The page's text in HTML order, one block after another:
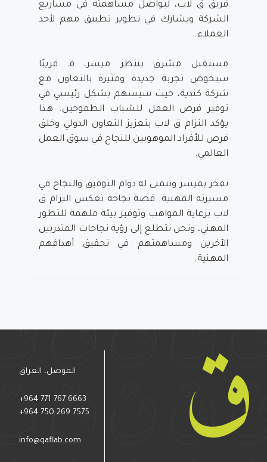
فريق ق لاب، ليواصل مساهمته في مشاريع
الشركة ويشارك في تطوير تطبيق مهم لأحد
العملاء.
مستقبل مشرق ينتظر ميسر، فـ قريبًا
سيخوض تجربة جديدة ومثيرة بالتعاون مع
شركة كندية، حيث سيسهم بشكل رئيسي في
توفير فرص العمل للشباب الطموحين. هذا
يؤكد التزام ق لاب بتعزيز التعاون الدولي وخلق
فرص للأفراد الموهوبين للنجاح في سوق العمل
العالمي.
نفخر بميسر ونتمنى له دوام التوفيق والنجاح في
مسيرته المهنية. قصة نجاحه تعكس التزام ق
لاب برعاية المواهب وتوفير بيئة ملهمة للتطور
المهني، ونحن نتطلع إلى رؤية نجاحات المتدربين
الآخرين ومساهمتهم في تحقيق أهدافهم
المهنية.
الموصل، العراق
+964 771 767 6663
+964 750 269 7575
info@qaflab.com